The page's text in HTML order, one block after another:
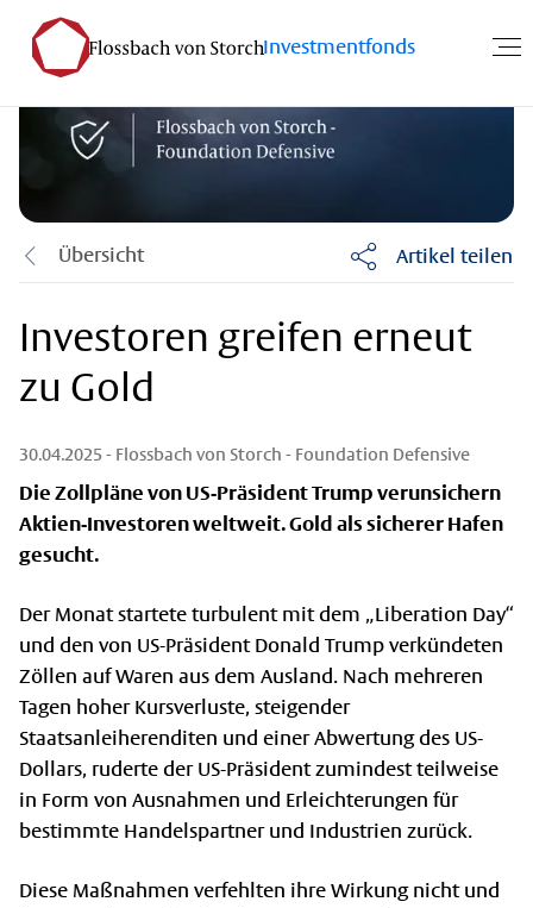
Investmentfonds
Übersicht Artikel teilen
Investoren greifen erneut
zu Gold
30.04.2025- Flossbach von Storch - Foundation Defensive
Die Zollpläne von US-Präsident Trump verunsichern
Aktien-Investoren weltweit. Gold als sicherer Hafen
gesucht.
Der Monat startete turbulent mit dem „Liberation Day“
und den von US-Präsident Donald Trump verkündeten
Zöllen auf Waren aus dem Ausland. Nach mehreren
Tagen hoher Kursverluste, steigender
Staatsanleiherenditen und einer Abwertung des US-
Dollars, ruderte der US-Präsident zumindest teilweise
in Form von Ausnahmen und Erleichterungen für
bestimmte Handelspartner und Industrien zurück.
Diese Maßnahmen verfehlten ihre Wirkung nicht und